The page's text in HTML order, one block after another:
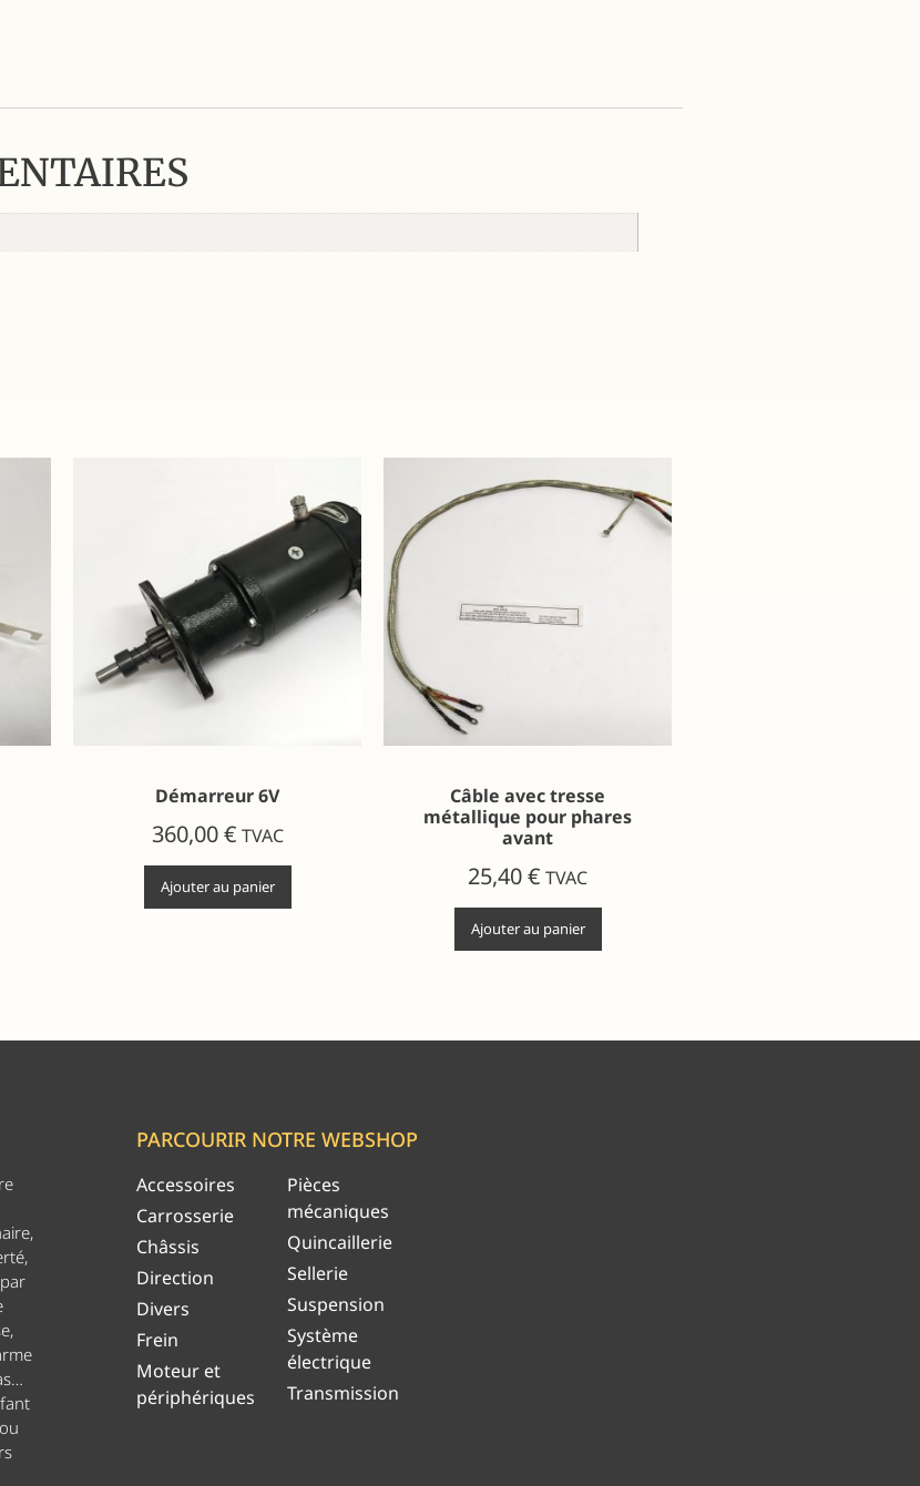
Démarreur 6V
360,00€ TVAC
Ajouter au panier
Câble avec tresse
métallique pour phares
avant
25,40€ TVAC
Ajouter au panier
PARCOURIR NOTRE WEBSHOP
Accessoires
Carrosserie
Châssis
Direction
Divers
Frein
Moteur et
périphériques
Pièces
mécaniques
Quincaillerie
Sellerie
Suspension
Système
électrique
Transmission